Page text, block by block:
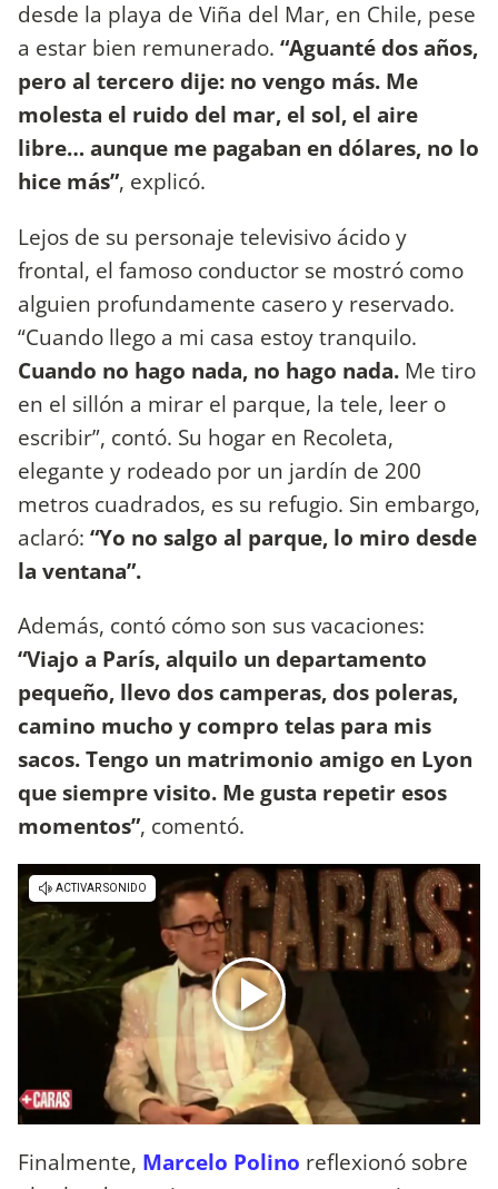
desde la playa de Viña del Mar, en Chile, pese
a estar bien remunerado. “Aguanté dos años,
pero al tercero dije: no vengo más. Me
molesta el ruido del mar, el sol, el aire
libre… aunque me pagaban en dólares, no lo
hice más”, explicó.
Lejos de su personaje televisivo ácido y
frontal, el famoso conductor se mostró como
alguien profundamente casero y reservado.
“Cuando llego a mi casa estoy tranquilo.
Cuando no hago nada, no hago nada. Me tiro
en el sillón a mirar el parque, la tele, leer o
escribir”, contó. Su hogar en Recoleta,
elegante y rodeado por un jardín de 200
metros cuadrados, es su refugio. Sin embargo,
aclaró: “Yo no salgo al parque, lo miro desde
la ventana”.
Además, contó cómo son sus vacaciones:
“Viajo a París, alquilo un departamento
pequeño, llevo dos camperas, dos poleras,
camino mucho y compro telas para mis
sacos. Tengo un matrimonio amigo en Lyon
que siempre visito. Me gusta repetir esos
momentos”, comentó.
Finalmente, Marcelo Polino reflexionó sobre